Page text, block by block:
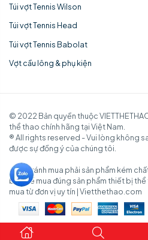
Túi vợt Tennis Wilson
Túi vợt Tennis Head
Túi vợt Tennis Babolat
Vợt cầu lông & phụ kiện
© 2022 Bản quyền thuộc
thể thao chính hãng tại Việt Nam.
® All rights reserved - Vui lòng không
được sự đồng ý của chúng tôi.
✓ Để tránh mua phải sản phẩm kém
bảo để mua đúng sản phẩm thiết bị
mua từ đơn vị uy tín | Vietthethao.com